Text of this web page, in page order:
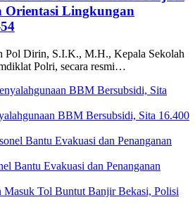
Orientasi Lingkungan
Dirin, S.I.K., M.H., Kepala Sekolah
Polri, secara resmi…
BBM Bersubsidi, Sita 16.400
Bantu Evakuasi dan Penanganan